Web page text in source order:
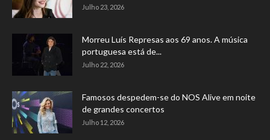
Julho 23, 2026
Morreu Luís Represas aos 69 anos. A música
portuguesa está de...
Julho 22, 2026
Famosos despedem-se do NOS Alive em noite
de grandes concertos
Julho 12, 2026